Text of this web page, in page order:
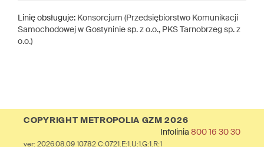
Linię obsługuje: Konsorcjum (Przedsiębiorstwo Komunikacji
Samochodowej w Gostyninie sp. z o.o., PKS Tarnobrzeg sp. z
o.o.)
COPYRIGHT METROPOLIA GZM 2026
Infolinia 800 16 30 30
ver: 2026.08.09 10782 C:0721.E:1.U:1.G:1.R:1